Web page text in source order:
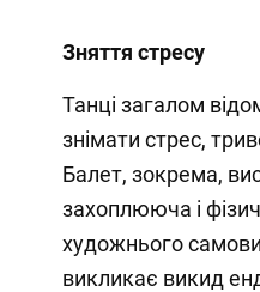
Зняття стресу
Танці загалом
знімати стрес,
Балет, зокрема,
захоплююча і
художнього
викликає викид